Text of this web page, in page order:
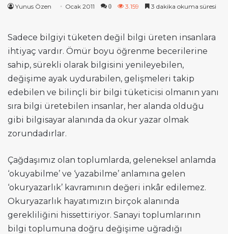
Yunus Özen Ocak 2011 0 3.159 3 dakika okuma süresi
Sadece bilgiyi tüketen değil bilgi üreten insanlara
ihtiyaç vardır. Ömür boyu öğrenme becerilerine
sahip, sürekli olarak bilgisini yenileyebilen,
değişime ayak uydurabilen, gelişmeleri takip
edebilen ve bilinçli bir bilgi tüketicisi olmanın yanı
sıra bilgi üretebilen insanlar, her alanda olduğu
gibi bilgisayar alanında da okur yazar olmak
zorundadırlar.
Çağdaşımız olan toplumlarda, geleneksel anlamda
‘okuyabilme’ ve ‘yazabilme’ anlamına gelen
‘okuryazarlık’ kavramının değeri inkâr edilemez.
Okuryazarlık hayatımızın birçok alanında
gerekliliğini hissettiriyor. Sanayi toplumlarının
bilgi toplumuna doğru değişime uğradığı